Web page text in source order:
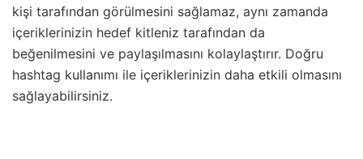
kişi tarafından görülmesini sağlamaz, aynı zamanda
içeriklerinizin hedef kitleniz tarafından da
beğenilmesini ve paylaşılmasını kolaylaştırır. Doğru
hashtag kullanımı ile içeriklerinizin daha etkili olmasını
sağlayabilirsiniz.